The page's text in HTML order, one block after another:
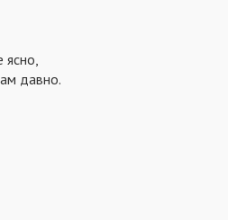
ясно,
давно.